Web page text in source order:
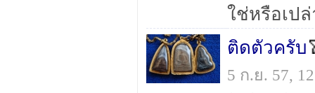
ใช่หรือเป
ติดตัวครับ
5 ก.ย. 57,